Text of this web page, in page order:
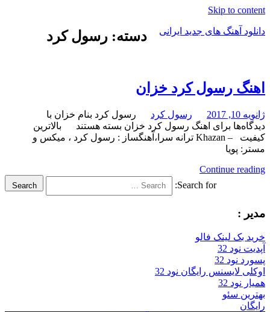
Skip to content
دانلود آهنگ های جدید ایرانی
آلبوم
موزیک
دسته: رسول کرد
اهنگ رسول کرد خزان
ژانویه 10, 2017
رسول کرد
دیدگاه‌ها برای اهنگ رسول کرد خزان بسته هستند
رسول کرد بنام خزان با
بالاترین
کیفیت – Khazan ترانه سرا،آهنگساز : رسول کرد ، میکس و
مستر: پویا
Continue reading
Search for:
Search
مدیر :
خرید بک لینک فالو
آپدیت نود 32
پسورد نود 32
اوکلی لایسنس رایگان نود 32
همیار نود 32
بهترین سئو
رایگان